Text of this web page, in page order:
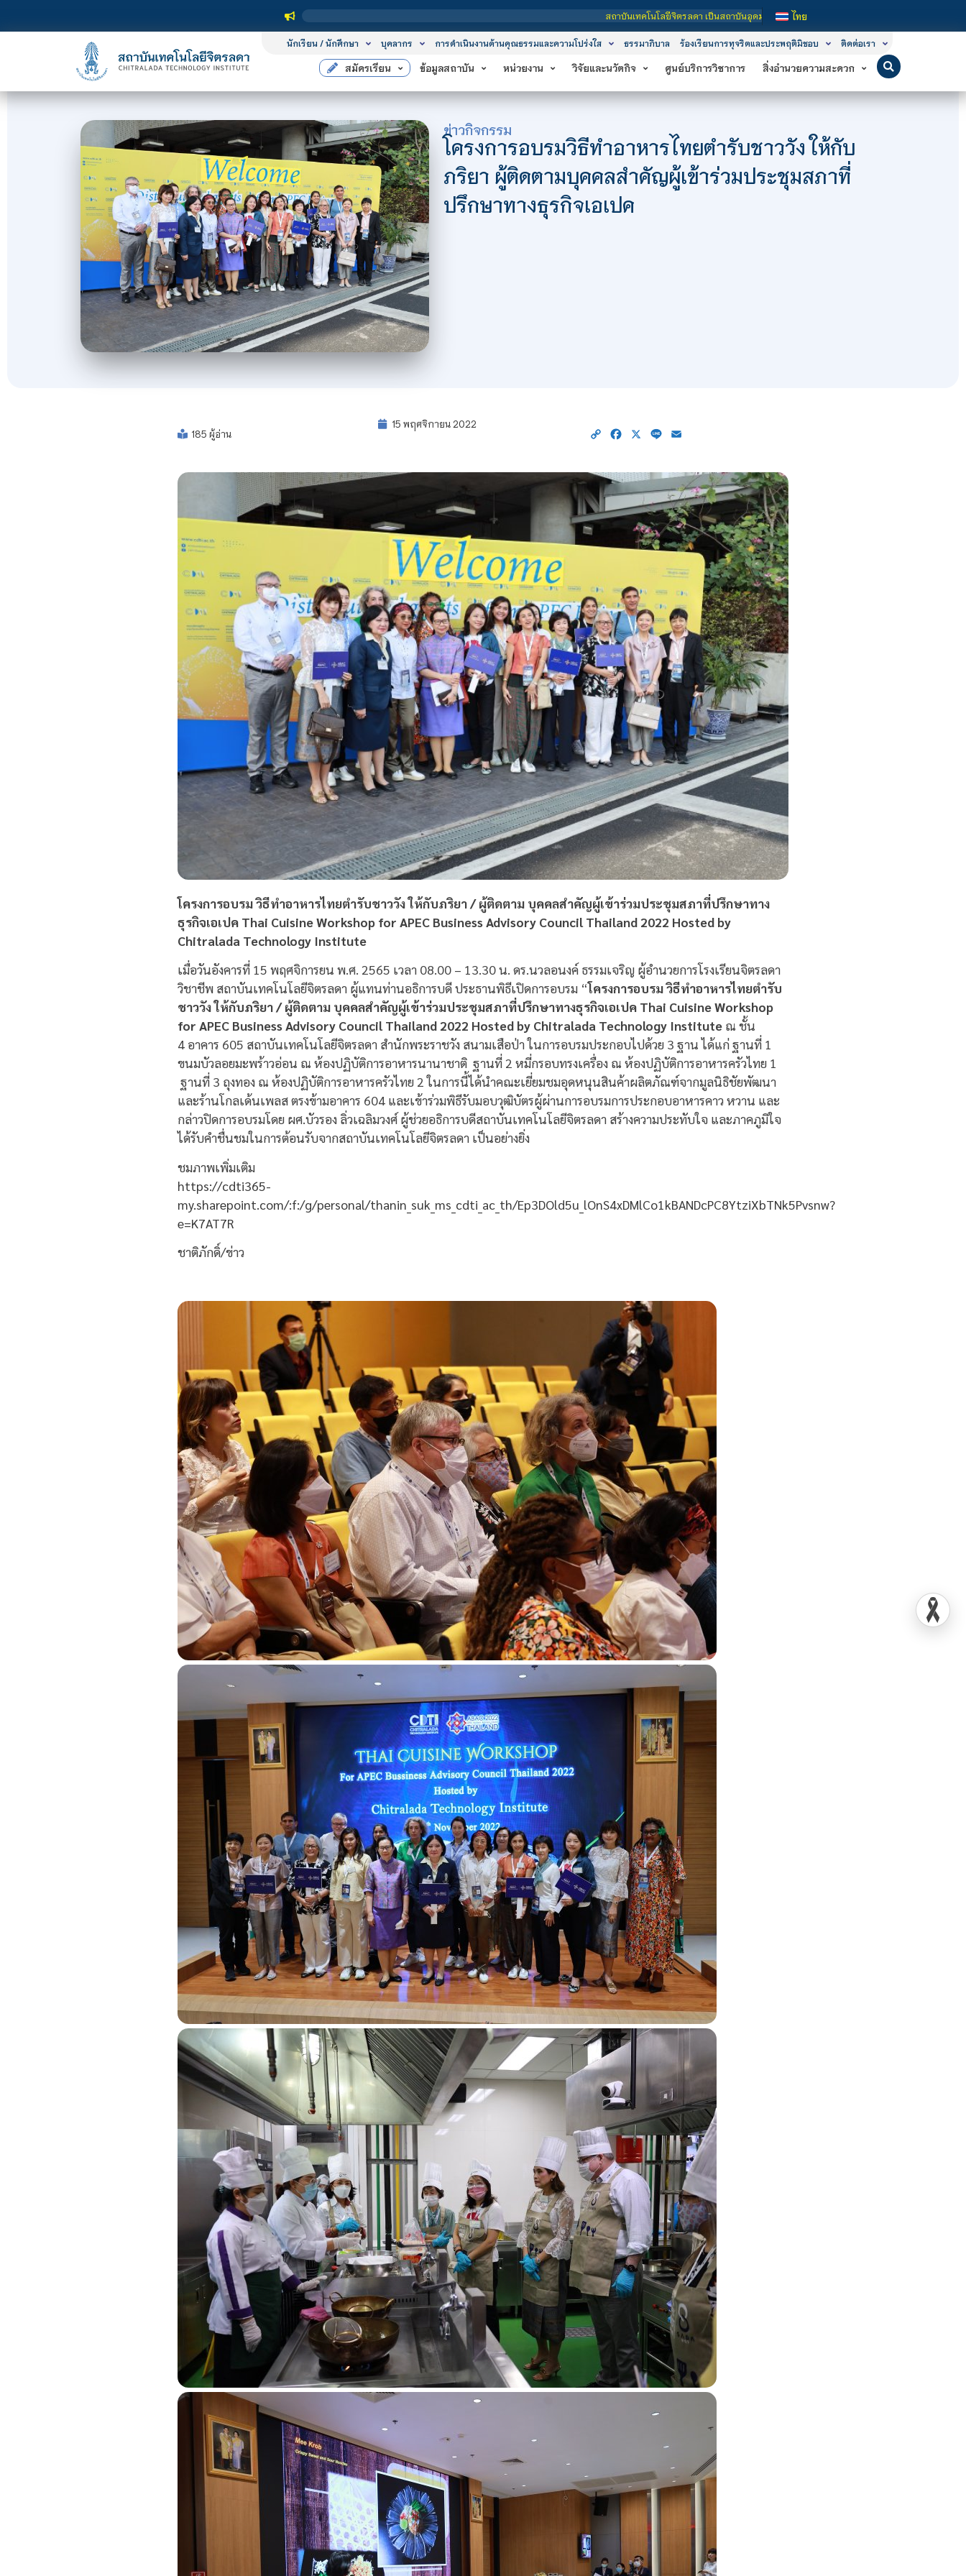
สถาบันเทคโนโลยีจิตรลดา เป็นสถาบันอุดมศึกษาในกำกับของรัฐ เปิดหลักสูตรการเรียนการสอน 3 ระดับ คือ ระดับประกาศนียบัต
ไทย
นักเรียน / นักศึกษา บุคลากร การดำเนินงานด้านคุณธรรมและความโปร่งใส ธรรมาภิบาล ร้องเรียนการทุจริตและประพฤติมิชอบ ติดต่อเรา
สมัครเรียน ข้อมูลสถาบัน หน่วยงาน วิจัยและนวัตกิจ ศูนย์บริการวิชาการ สิ่งอำนวยความสะดวก
ข่าวกิจกรรม
โครงการอบรมวิธีทำอาหารไทยตำรับชาววัง ให้กับ
ภริยา ผู้ติดตามบุคคลสำคัญผู้เข้าร่วมประชุมสภาที่
ปรึกษาทางธุรกิจเอเปค
185 ผู้อ่าน
15 พฤศจิกายน 2022
Copy Facebook
X Line
โครงการอบรม วิธีทำอาหารไทยตำรับชาววัง ให้กับภริยา / ผู้ติดตาม บุคคลสำคัญผู้เข้าร่วมประชุมสภาที่ปรึกษาทาง
ธุรกิจเอเปค Thai Cuisine Workshop for APEC Business Advisory Council Thailand 2022 Hosted by
Chitralada Technology Institute
เมื่อวันอังคารที่ 15 พฤศจิการยน พ.ศ. 2565 เวลา 08.00 – 13.30 น. ดร.นวลอนงค์ ธรรมเจริญ ผู้อำนวยการโรงเรียนจิตรลดา
วิชาชีพ สถาบันเทคโนโลยีจิตรลดา ผู้แทนท่านอธิการบดี ประธานพิธีเปิดการอบรม “โครงการอบรม วิธีทำอาหารไทยตำรับ
ชาววัง ให้กับภริยา / ผู้ติดตาม บุคคลสำคัญผู้เข้าร่วมประชุมสภาที่ปรึกษาทางธุรกิจเอเปค Thai Cuisine Workshop
for APEC Business Advisory Council Thailand 2022 Hosted by Chitralada Technology Institute ณ ชั้น
4อาคาร 605 สถาบันเทคโนโลยีจิตรลดา สำนักพระราชวัง สนามเสือป่าในการอบรมประกอบไปด้วย 3 ฐาน ได้แก่ ฐานที่ 1
ขนมบัวลอยมะพร้าวอ่อน ณ ห้องปฏิบัติการอาหารนานาชาติ ฐานที่ 2 หมี่กรอบทรงเครื่อง ณ ห้องปฏิบัติการอาหารครัวไทย 1
ฐานที่ 3 ถุงทอง ณ ห้องปฏิบัติการอาหารครัวไทย 2 ในการนี้ได้นำคณะเยี่ยมชมอุดหนุนสินค้าผลิตภัณฑ์จากมูลนิธิชัยพัฒนา
และร้านโกลเด้นเพลส ตรงข้ามอาคาร 604 และเข้าร่วมพิธีรับมอบวุฒิบัตรผู้ผ่านการอบรมการประกอบอาหารคาว หวาน และ
กล่าวปิดการอบรมโดย ผศ.บัวรอง ลิ่วเฉลิมวงศ์ ผู้ช่วยอธิการบดีสถาบันเทคโนโลยีจิตรลดา สร้างความประทับใจ และภาคภูมิใจ
ได้รับคำชื่นชมในการต้อนรับจากสถาบันเทคโนโลยีจิตรลดา เป็นอย่างยิ่ง
ชมภาพเพิ่มเติม
https://cdti365-
my.sharepoint.com/:f:/g/personal/thanin_suk_ms_cdti_ac_th/Ep3DOld5u_lOnS4xDMlCo1kBANDcPC8YtziXbTNk5Pvsnw?
e=K7AT7R
ชาติภักดิ์/ข่าว